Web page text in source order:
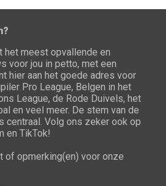
meest opvallende en
voor jou in petto, met een
hier aan het goede adres voor
Pro League, Belgen in het
League, de Rode Duivels, het
en veel meer. De stem van de
centraal. Volg ons zeker ook op
en TikTok!
of opmerking(en) voor onze